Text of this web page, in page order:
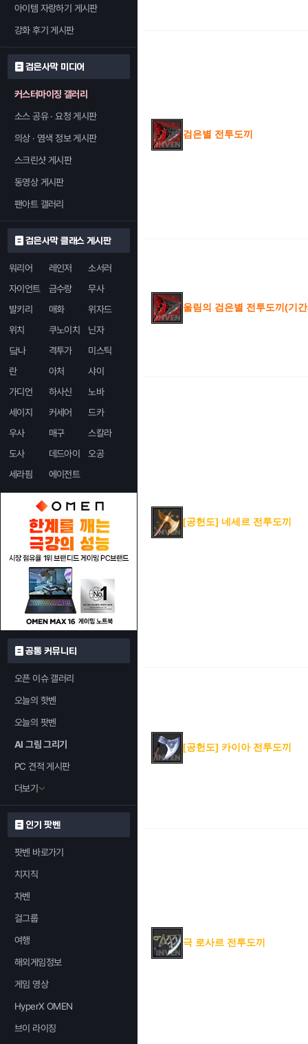
아이템 자랑하기 게시판
강화 후기 게시판
검은사막 미디어
커스터마이징 갤러리
소스 공유 · 요청 게시판
의상 · 염색 정보 게시판
스크린샷 게시판
동영상 게시판
팬아트 갤러리
검은사막 클래스 게시판
워리어 레인저
소서러
자이언트
금수랑
무사
발키리
매화
위자드
위치
쿠노이치
닌자
닼나
격투가
미스틱
란
아처
샤이
가디언
하사신
노바
세이지
커세어
드카
우사
매구
스칼라
도사
데드아이
오공
세라핌
에이전트
공통 커뮤니티
오픈 이슈 갤러리
오늘의 핫벤
오늘의 팟벤
AI 그림 그리기
PC 견적 게시판
더보기
인기 팟벤
팟벤 바로가기
치지직
차벤
걸그룹
여행
해외게임정보
게임 영상
HyperX OMEN
브이 라이징
검은별 전투도끼
울림의 검은별 전투도끼(기
[공헌도] 네세르 전투도끼
[공헌도] 카이아 전투도끼
극 로사르 전투도끼